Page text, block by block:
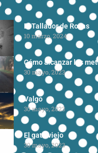
El Tallador de Rocas
10 marzo, 2024
Cómo alcanzar las
30 mayo, 2023
Valgo
30 mayo, 2023
El gato viejo
30 mayo, 2023